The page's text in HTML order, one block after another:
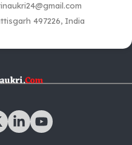
497226, India